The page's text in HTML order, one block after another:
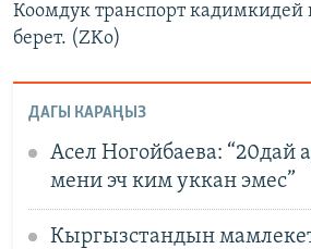
Коомдук транспорт кадимкидей
берет. (ZKo)
ДАГЫ КАРАҢЫЗ
Асел Ногойбаева:
мени эч ким уккан эмес”
Кыргызстандын